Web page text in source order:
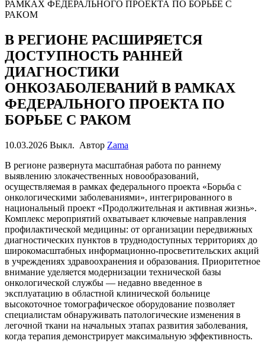
РАМКАХ ФЕДЕРАЛЬНОГО ПРОЕКТА ПО БОРЬБЕ С
РАКОМ
В РЕГИОНЕ РАСШИРЯЕТСЯ
ДОСТУПНОСТЬ РАННЕЙ
ДИАГНОСТИКИ
ОНКОЗАБОЛЕВАНИЙ В РАМКАХ
ФЕДЕРАЛЬНОГО ПРОЕКТА ПО
БОРЬБЕ С РАКОМ
10.03.2026 Выкл. Автор Zama
В регионе развернута масштабная работа по раннему
выявлению злокачественных новообразований,
осуществляемая в рамках федерального проекта «Борьба с
онкологическими заболеваниями», интегрированного в
национальный проект «Продолжительная и активная жизнь».
Комплекс мероприятий охватывает ключевые направления
профилактической медицины: от организации передвижных
диагностических пунктов в труднодоступных территориях до
широкомасштабных информационно-просветительских акций
в учреждениях здравоохранения и образования. Приоритетное
внимание уделяется модернизации технической базы
онкологической службы — недавно введенное в
эксплуатацию в областной клинической больнице
высокоточное томографическое оборудование позволяет
специалистам обнаруживать патологические изменения в
легочной ткани на начальных этапах развития заболевания,
когда терапия демонстрирует максимальную эффективность.